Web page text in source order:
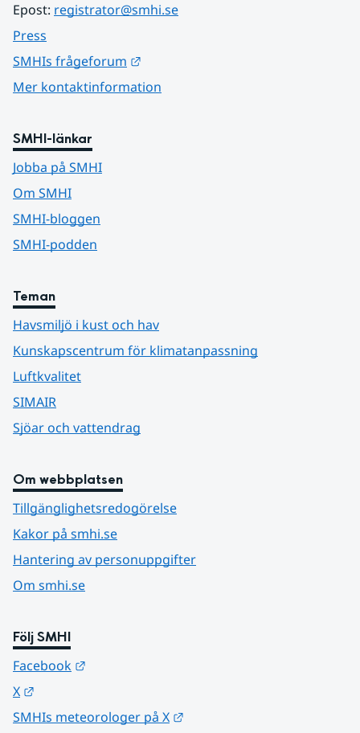
Epost: registrator@smhi.se
Press
SMHIs frågeforum
Mer kontaktinformation
SMHI-länkar
Jobba på SMHI
Om SMHI
SMHI-bloggen
SMHI-podden
Teman
Havsmiljö i kust och hav
Kunskapscentrum för klimatanpassning
Luftkvalitet
SIMAIR
Sjöar och vattendrag
Om webbplatsen
Tillgänglighetsredogörelse
Kakor på smhi.se
Hantering av personuppgifter
Om smhi.se
Följ SMHI
Facebook
X
SMHIs meteorologer på X